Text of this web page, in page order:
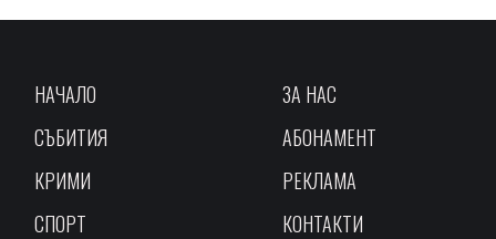
НАЧАЛО
СЪБИТИЯ
КРИМИ
СПОРТ
ЗА НАС
АБОНАМЕНТ
РЕКЛАМА
КОНТАКТИ